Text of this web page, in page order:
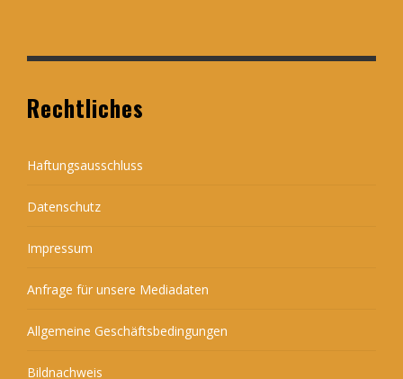
Rechtliches
Haftungsausschluss
Datenschutz
Impressum
Anfrage für unsere Mediadaten
Allgemeine Geschäftsbedingungen
Bildnachweis